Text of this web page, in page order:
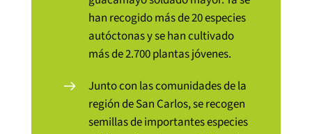
han recogido más de 20 especies
autóctonas y se han cultivado
más de 2.700 plantas jóvenes.
Junto con las comunidades de la
región de San Carlos, se recogen
semillas de importantes especies